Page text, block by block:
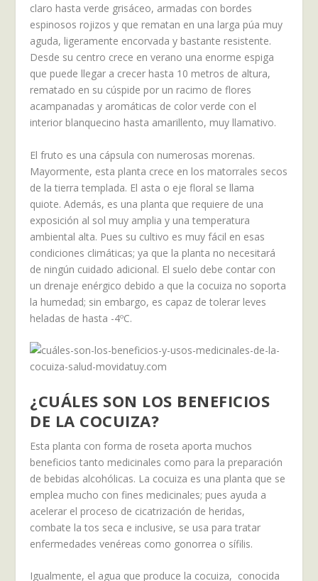
claro hasta verde grisáceo, armadas con bordes
espinosos rojizos y que rematan en una larga púa muy
aguda, ligeramente encorvada y bastante resistente.
Desde su centro crece en verano una enorme espiga
que puede llegar a crecer hasta 10 metros de altura,
rematado en su cúspide por un racimo de flores
acampanadas y aromáticas de color verde con el
interior blanquecino hasta amarillento, muy llamativo.
El fruto es una cápsula con numerosas morenas.
Mayormente, esta planta crece en los matorrales secos
de la tierra templada. El asta o eje floral se llama
quiote. Además, es una planta que requiere de una
exposición al sol muy amplia y una temperatura
ambiental alta. Pues su cultivo es muy fácil en esas
condiciones climáticas; ya que la planta no necesitará
de ningún cuidado adicional. El suelo debe contar con
un drenaje enérgico debido a que la cocuiza no soporta
la humedad; sin embargo, es capaz de tolerar leves
heladas de hasta -4ºC.
¿CUÁLES SON LOS BENEFICIOS
DE LA COCUIZA?
Esta planta con forma de roseta aporta muchos
beneficios tanto medicinales como para la preparación
de bebidas alcohólicas. La cocuiza es una planta que se
emplea mucho con fines medicinales; pues ayuda a
acelerar el proceso de cicatrización de heridas,
combate la tos seca e inclusive, se usa para tratar
enfermedades venéreas como gonorrea o sífilis.
Igualmente, el agua que produce la cocuiza, conocida